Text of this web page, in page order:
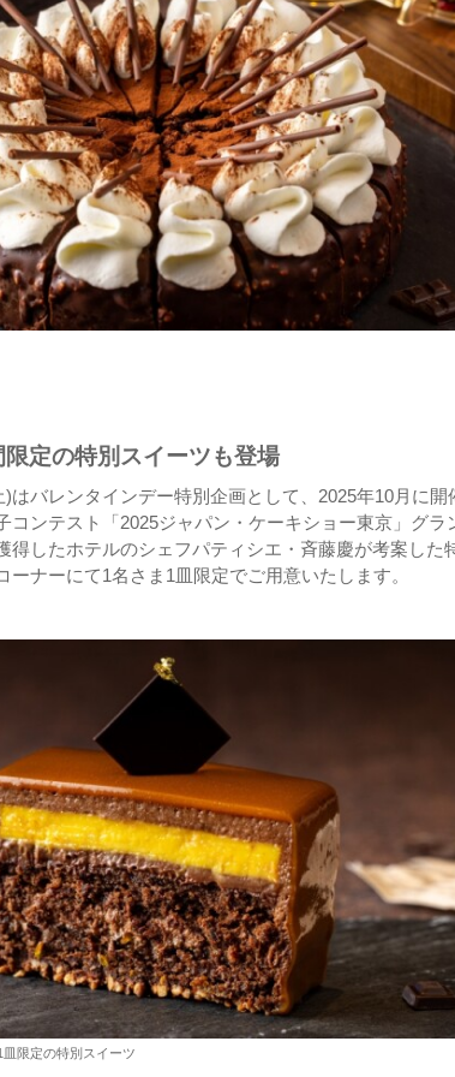
定の特別スイーツも登場
はバレンタインデー特別企画として、2025年10月に開
コンテスト「2025ジャパン・ケーキショー東京」グラ
得したホテルのシェフパティシエ・斉藤慶が考案した
ーナーにて1名さま1皿限定でご用意いたします。
限定の特別スイーツ